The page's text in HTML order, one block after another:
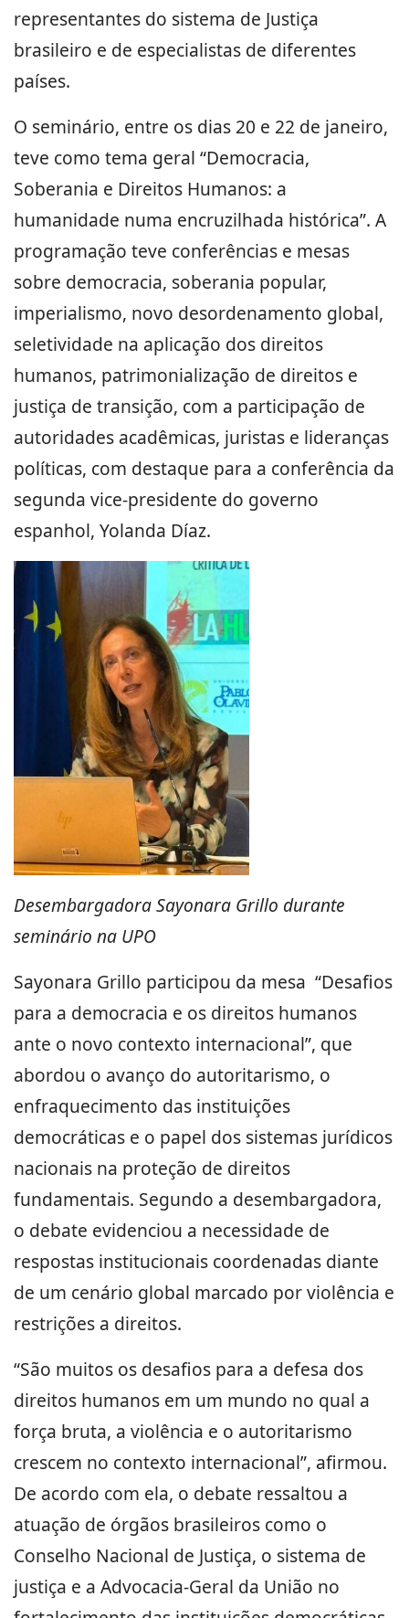
representantes do sistema de Justiça
brasileiro e de especialistas de diferentes
países.
O seminário, entre os dias 20 e 22 de janeiro,
teve como tema geral “Democracia,
Soberania e Direitos Humanos: a
humanidade numa encruzilhada histórica”. A
programação teve conferências e mesas
sobre democracia, soberania popular,
imperialismo, novo desordenamento global,
seletividade na aplicação dos direitos
humanos, patrimonialização de direitos e
justiça de transição, com a participação de
autoridades acadêmicas, juristas e lideranças
políticas, com destaque para a conferência da
segunda vice-presidente do governo
espanhol, Yolanda Díaz.
Desembargadora Sayonara Grillo durante
seminário na UPO
Sayonara Grillo participou da mesa “Desafios
para a democracia e os direitos humanos
ante o novo contexto internacional”, que
abordou o avanço do autoritarismo, o
enfraquecimento das instituições
democráticas e o papel dos sistemas jurídicos
nacionais na proteção de direitos
fundamentais. Segundo a desembargadora,
o debate evidenciou a necessidade de
respostas institucionais coordenadas diante
de um cenário global marcado por violência e
restrições a direitos.
“São muitos os desafios para a defesa dos
direitos humanos em um mundo no qual a
força bruta, a violência e o autoritarismo
crescem no contexto internacional”, afirmou.
De acordo com ela, o debate ressaltou a
atuação de órgãos brasileiros como o
Conselho Nacional de Justiça, o sistema de
justiça e a Advocacia-Geral da União no